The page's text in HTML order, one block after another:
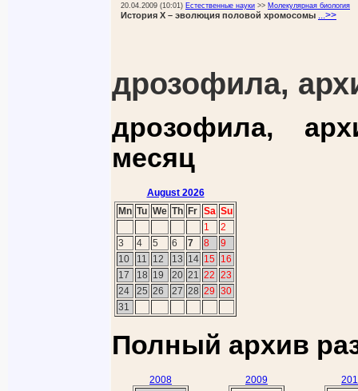
20.04.2009 (10:01) Естественные науки >> Молекулярная биология
История Х – эволюция половой хромосомы ...>>
дрозофила,
дрозофила,
месяц
August 2026
Mn Tu We Th Fr Sa Su
1
2
3
4 5 6 7 8
9
10
11 12 13 14 15
16
17
18 19 20 21 22 23
24
25 26 27 28 29 30
31
Полный архив
2008
2009